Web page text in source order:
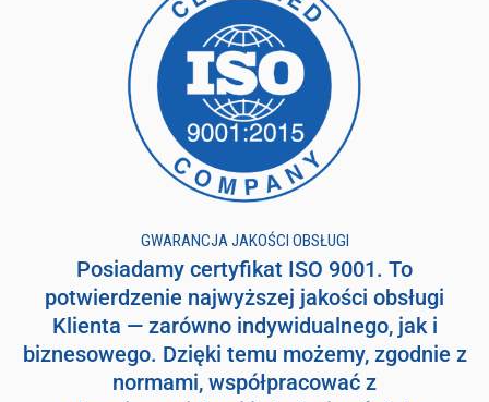
GWARANCJA JAKOŚCI OBSŁUGI
Posiadamy certyfikat ISO 9001. To
potwierdzenie najwyższej jakości obsługi
Klienta — zarówno indywidualnego, jak i
biznesowego. Dzięki temu możemy, zgodnie z
normami, współpracować z